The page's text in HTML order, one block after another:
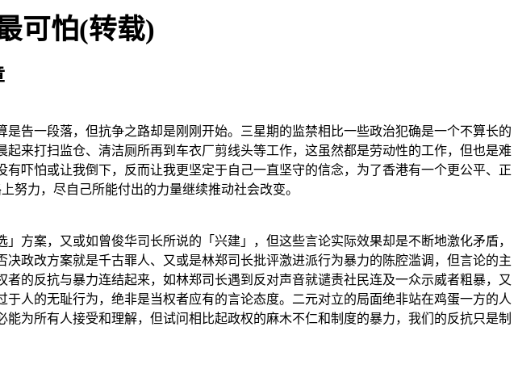
可怕(转载)
告一段落，但抗争之路却是刚刚开始。三星期的监禁相比一些政治犯确是一个不算长的
来打扫监仓、清洁厕所再到车衣厂剪线头等工作，这虽然都是劳动性的工作，但也是难
吓怕或让我倒下，反而让我更坚定于自己一直坚守的信念，为了香港有一个更公平、正
努力，尽自己所能付出的力量继续推动社会改变。
方案，又或如曾俊华司长所说的「兴建」，但这些言论实际效果却是不断地激化矛盾，
政改方案就是千古罪人、又或是林郑司长批评激进派行为暴力的陈腔滥调，但言论的主
的反抗与暴力连结起来，如林郑司长遇到反对声音就谴责社民连及一众示威者粗暴，又
人的无耻行为，绝非是当权者应有的言论态度。二元对立的局面绝非站在鸡蛋一方的人
为所有人接受和理解，但试问相比起政权的麻木不仁和制度的暴力，我们的反抗只是制